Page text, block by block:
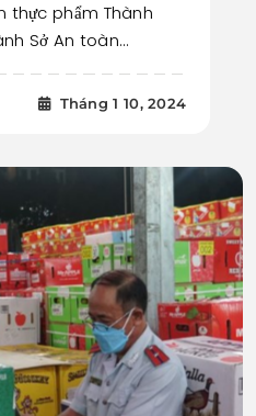
thực phẩm Thành
Sở An toàn…
Tháng 1 10, 2024